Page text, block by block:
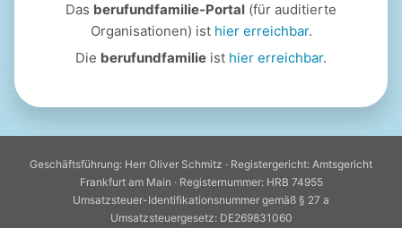
Das berufundfamilie-Portal (für auditierte
Organisationen) ist hier erreichbar.
Die berufundfamilie ist hier erreichbar.
Geschäftsführung: Herr Oliver Schmitz · Registergericht: Amtsgericht
Frankfurt am Main · Registernummer: HRB 74955
Umsatzsteuer-Identifikationsnummer gemäß § 27 a
Umsatzsteuergesetz: DE269831060